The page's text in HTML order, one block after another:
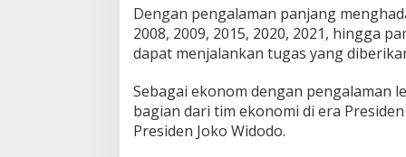
Dengan pengalaman panjang
2008, 2009, 2015, 2020, 2021, hingga
dapat menjalankan tugas yang
Sebagai ekonom dengan pengalaman
bagian dari tim ekonomi di era
Presiden Joko Widodo.